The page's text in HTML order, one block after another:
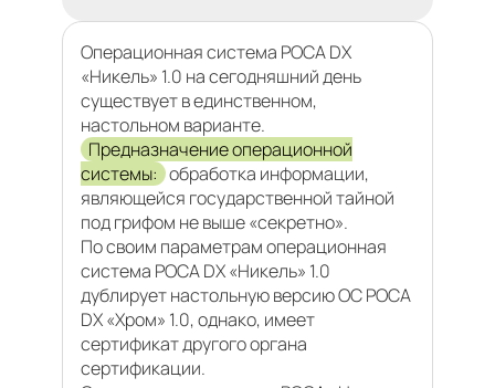
Операционная система РОСА DX
«Никель» 1.0 на сегодняшний день
существует в единственном,
настольном варианте.
Предназначение операционной
системы: обработка информации,
являющейся государственной тайной
под грифом не выше «секретно».
По своим параметрам операционная
система РОСА DX «Никель» 1.0
дублирует настольную версию ОС РОСА
DX «Хром» 1.0, однако, имеет
сертификат другого органа
сертификации.